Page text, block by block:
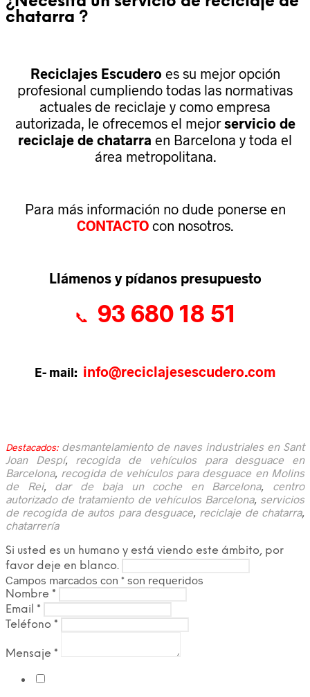
chatarra ?
Reciclajes Escudero es su mejor opción
profesional cumpliendo todas las normativas
actuales de reciclaje y como empresa
autorizada, le ofrecemos el mejorservicio de
reciclaje de chatarra en Barcelona y toda el
área metropolitana.
Para más información no dude ponerse en
CONTACTO con nosotros.
Llámenos y pídanos presupuesto
📞 93 680 18 51
E- mail: info@reciclajesescudero.com
Destacados: desmantelamiento de naves industriales en Sant
Joan Despí, recogida de vehículos para desguace en
Barcelona, recogida de vehículos para desguace en Molins
de Rei, dar de baja un coche en Barcelona, centro
autorizado de tratamiento de vehículos Barcelona, servicios
de recogida de autos para desguace, reciclaje de chatarra,
chatarrería
Si usted es un humano y está viendo este ámbito, por
favor deje en blanco.
Campos marcados con * son requeridos
Nombre *
Email *
Teléfono *
Mensaje *